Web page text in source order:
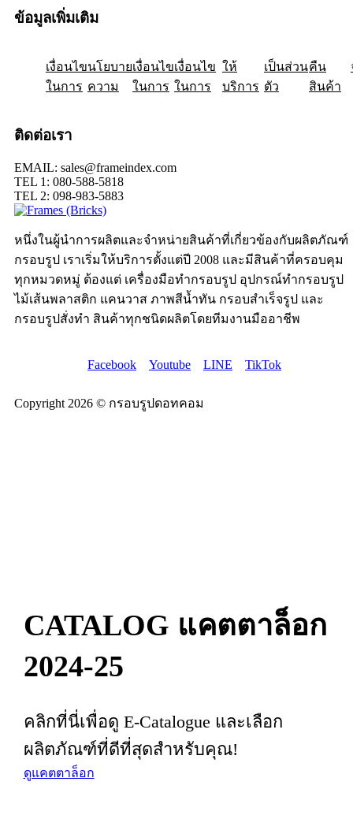
หนึ่งในผู้นำการผลิตและจำหน่ายสินค้าที่เกี่ยวข้องกับผลิตภัณฑ์
กรอบรูป เราเริ่มให้บริการตั้งแต่ปี 2008 และมีสินค้าที่ครอบคุม
ทุกหมวดหมู่ ต้องแต่ เครื่องมือทำกรอบรูป อุปกรณ์ทำกรอบรูป
ไม้เส้นพลาสติก แคนวาส ภาพสีน้ำทัน กรอบสำเร็จรูป และ
กรอบรูปสั่งทำ สินค้าทุกชนิดผลิตโดยทีมงานมืออาชีพ
Facebook Youtube LINE TikTok
Copyright 2026 © กรอบรูปดอทคอม
ข้อมูลเพิ่มเติม
เงื่อนไข
ในการ
ให้
บริการ
นโยบาย
ความ
เป็นส่วน
ตัว
เงื่อนไข
ในการ
คืน
สินค้า
เงื่อนไข
ในการ
ติดต่อเรา
EMAIL: sales@frameindex.com
TEL 1: 080-588-5818
TEL 2: 098-983-5883
CATALOG แคตตาล็อก
2024-25
คลิกที่นี่เพื่อดู E-Catalogue และเลือก
ผลิตภัณฑ์ที่ดีที่สุดสำหรับคุณ!
ดูแคตตาล็อก